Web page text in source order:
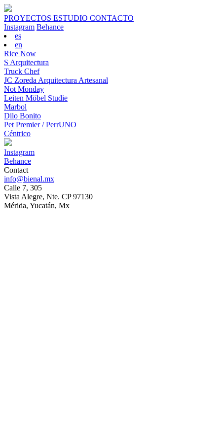
PROYECTOS ESTUDIO CONTACTO
Instagram Behance
es
en
Rice Now
S Arquitectura
Truck Chef
JC Zoreda Arquitectura Artesanal
Not Monday
Leiten Möbel Studie
Marbol
Dilo Bonito
Pet Premier / PerrUNO
Céntrico
Instagram
Behance
Contact
info@bienal.mx
Calle 7, 305
Vista Alegre, Nte. CP 97130
Mérida, Yucatán, Mx